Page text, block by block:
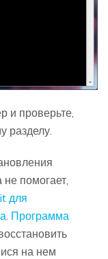
и проверьте,
разделу.
помогает,
для
Программа
на нем